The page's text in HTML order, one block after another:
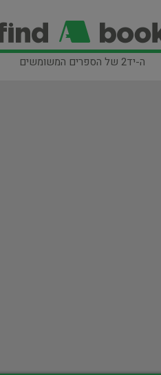
ה-יד2 של הספרים המשומשים